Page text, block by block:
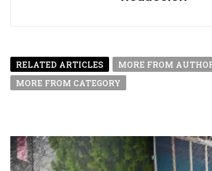
RELATED ARTICLES
MORE FROM
MORE FROM CATEGORY